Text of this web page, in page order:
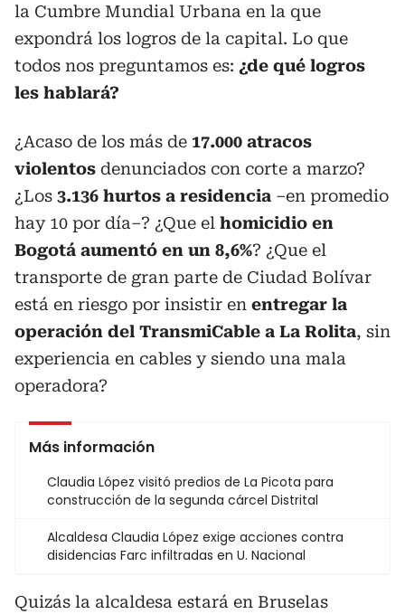
la Cumbre Mundial Urbana en la que
expondrá los logros de la capital. Lo que
todos nos preguntamos es: ¿de qué logros
les hablará?
¿Acaso de los más de 17.000 atracos
violentos denunciados con corte a marzo?
¿Los 3.136 hurtos a residencia –en promedio
hay 10 por día–? ¿Que el homicidio en
Bogotá aumentó en un 8,6%? ¿Que el
transporte de gran parte de Ciudad Bolívar
está en riesgo por insistir en entregar la
operación del TransmiCable a La Rolita, sin
experiencia en cables y siendo una mala
operadora?
Más información
Claudia López visitó predios de La Picota para
construcción de la segunda cárcel Distrital
Alcaldesa Claudia López exige acciones contra
disidencias Farc infiltradas en U. Nacional
Quizás la alcaldesa estará en Bruselas